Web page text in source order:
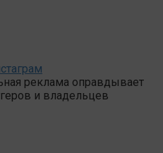
реклама оправдывает
и владельцев